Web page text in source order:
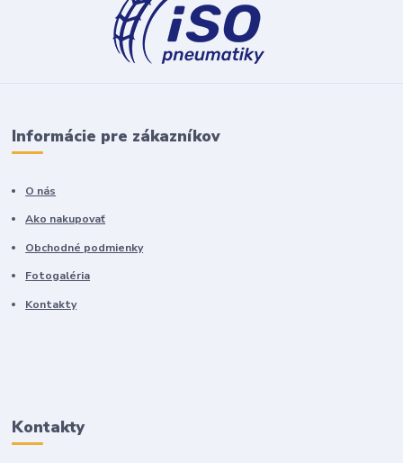
Informácie pre zákazníkov
O nás
Ako nakupovať
Obchodné podmienky
Fotogaléria
Kontakty
Kontakty